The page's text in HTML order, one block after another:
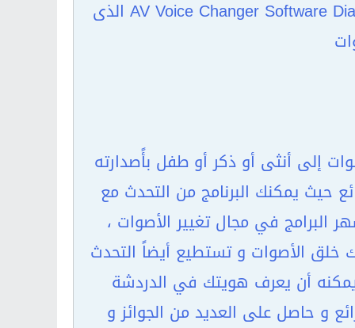
أقدم لكم اليوم الأصدارة الأخيرة و الحصرية من برنامج AV Voice Changer Software Diamond 4.0.54 الذى
إلى أنثى أو ذكر أو طفل بأًصدارته
حيث يمكنك البرنامج من التحدث مع
في مجال تغيير الأصوات ،
خلق الأصوات و تستطيع أيضاً التحدث
أن يعرف هويتك في الدردشة
و حاصل على العديد من الجوائز و